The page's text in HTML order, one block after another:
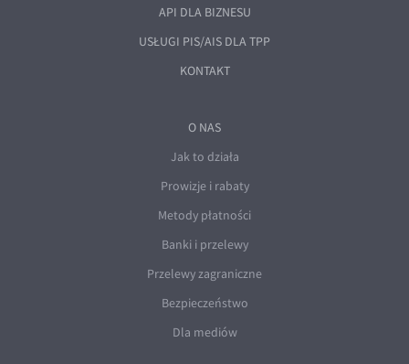
API DLA BIZNESU
USŁUGI PIS/AIS DLA TPP
KONTAKT
O NAS
Jak to działa
Prowizje i rabaty
Metody płatności
Banki i przelewy
Przelewy zagraniczne
Bezpieczeństwo
Dla mediów